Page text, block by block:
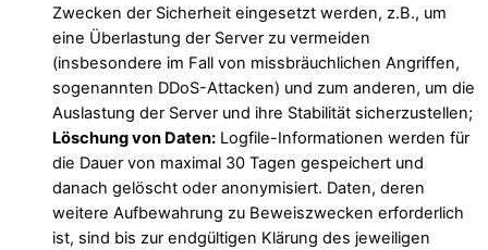
Zwecken der Sicherheit eingesetzt werden, z.B., um
eine Überlastung der Server zu vermeiden
(insbesondere im Fall von missbräuchlichen Angriffen,
sogenannten DDoS-Attacken) und zum anderen, um die
Auslastung der Server und ihre Stabilität sicherzustellen;
Löschung von Daten: Logfile-Informationen werden für
die Dauer von maximal 30 Tagen gespeichert und
danach gelöscht oder anonymisiert. Daten, deren
weitere Aufbewahrung zu Beweiszwecken erforderlich
ist, sind bis zur endgültigen Klärung des jeweiligen